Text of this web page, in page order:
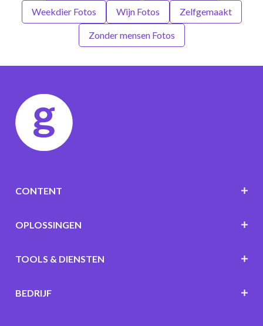
Weekdier Fotos Wijn Fotos Zelfgemaakt
Zonder mensen Fotos
CONTENT
OPLOSSINGEN
TOOLS & DIENSTEN
BEDRIJF